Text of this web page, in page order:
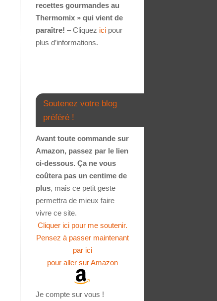
recettes gourmandes au
Thermomix » qui vient de
paraître! – Cliquez ici pour
plus d’informations.
Soutenez votre blog
préféré !
Avant toute commande sur
Amazon, passez par le lien
ci-dessous. Ça ne vous
coûtera pas un centime de
plus, mais ce petit geste
permettra de mieux faire
vivre ce site.
Cliquer ici pour me soutenir.
Pensez à passer maintenant
par ici
pour aller sur Amazon
Je compte sur vous !